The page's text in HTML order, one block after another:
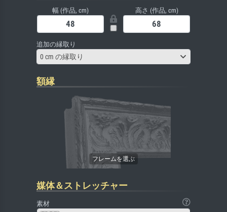
幅 (作品, cm) 高さ (作品, cm)
追加の縁取り
0 cm の縁取り
額縁
媒体＆ストレッチャー
素材